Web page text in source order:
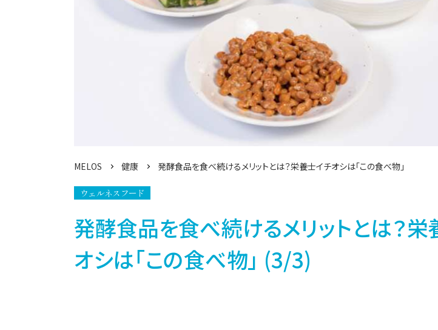
MELOS 健康 発酵食品を食べ続けるメリットとは？栄養士イチオシは「この食べ物」
ウェルネスフード
発酵食品を食べ続けるメリットとは？栄
オシは「この食べ物」 (3/3)